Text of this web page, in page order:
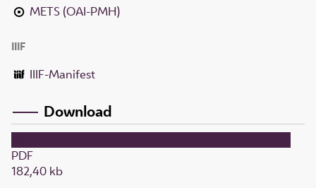
METS (OAI-PMH)
IIIF
IIIF-Manifest
Download
PDF
182,40 kb